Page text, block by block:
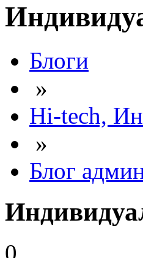
Блоги
»
Hi-tech,
»
Блог
0